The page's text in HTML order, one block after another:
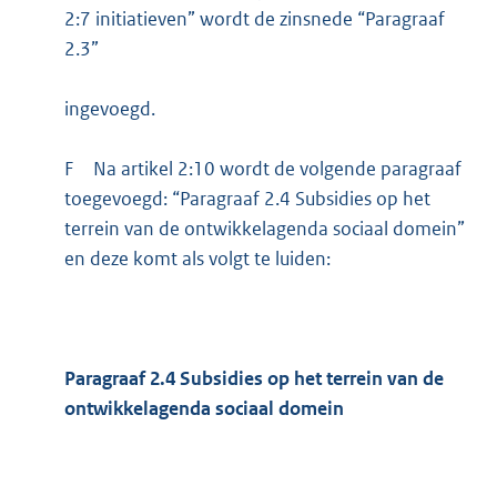
2:7 initiatieven” wordt de zinsnede “Paragraaf
2.3”
ingevoegd.
F
Na artikel 2:10 wordt de volgende paragraaf
toegevoegd: “Paragraaf 2.4 Subsidies op het
terrein van de ontwikkelagenda sociaal domein”
en deze komt als volgt te luiden:
Paragraaf 2.4 Subsidies op het terrein van de
ontwikkelagenda sociaal domein